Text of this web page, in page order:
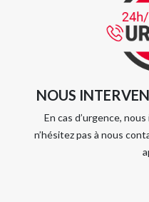
NOUS
En cas d’urgence,
n’hésitez pas à nous